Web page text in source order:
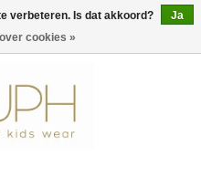
0 Artikelen - €0,00
verbeteren. Is dat akkoord?
Ja
cookies »